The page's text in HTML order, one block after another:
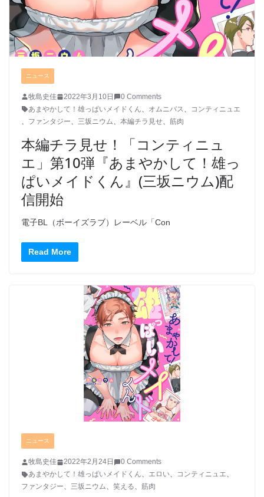
ニュース
牧島史佳 2022年3月10日
0 Comments
あまやかして！雄っぱいメイドくん
オムニバス
コンティニュエ
ファンタジー 三坂ニウム 本編チラ見せ 筋肉
本編チラ見せ！「コンティニュ
エ」第10弾『あまやかして！雄っ
ぱいメイドくん』(三坂ニウム)配
信開始
電子BL（ボーイズラブ）レーベル「Con
Read More
ニュース
牧島史佳 2022年2月24日
0 Comments
あまやかして！雄っぱいメイドくん、 エロい、 コンティニュエ、
ファンタジー、 三坂ニウム、 笑える、 筋肉